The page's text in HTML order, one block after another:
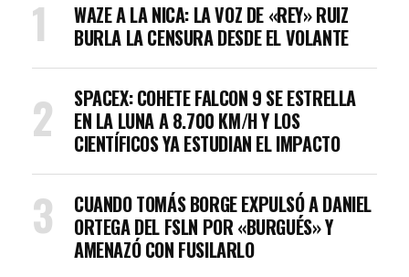
WAZE A LA NICA: LA VOZ DE «REY» RUIZ
BURLA LA CENSURA DESDE EL VOLANTE
SPACEX: COHETE FALCON 9 SE ESTRELLA
EN LA LUNA A 8.700 KM/H Y LOS
CIENTÍFICOS YA ESTUDIAN EL IMPACTO
CUANDO TOMÁS BORGE EXPULSÓ A DANIEL
ORTEGA DEL FSLN POR «BURGUÉS» Y
AMENAZÓ CON FUSILARLO